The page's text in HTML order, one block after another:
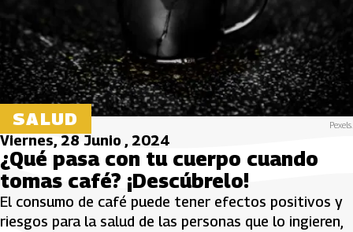
SALUD Pexels.
Viernes, 28 Junio , 2024
¿Qué pasa con tu cuerpo cuando
tomas café? ¡Descúbrelo!
El consumo de café puede tener efectos positivos y
riesgos para la salud de las personas que lo ingieren,